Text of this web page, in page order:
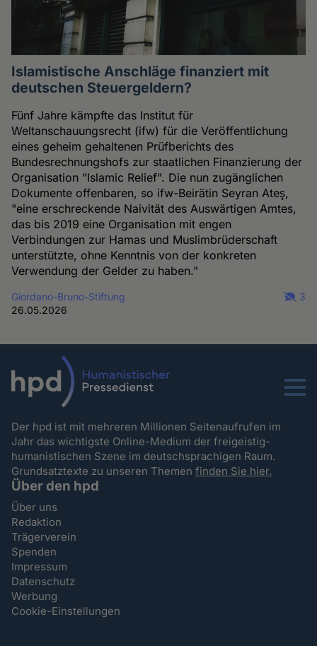
Islamistische Anschläge finanziert mit
deutschen Steuergeldern?
Fünf Jahre kämpfte das Institut für
Weltanschauungsrecht (ifw) für die Veröffentlichung
eines geheim gehaltenen Prüfberichts des
Bundesrechnungshofs zur staatlichen Finanzierung der
Organisation "Islamic Relief". Die nun zugänglichen
Dokumente offenbaren, so ifw-Beirätin Seyran Ateş,
"eine erschreckende Naivität des Auswärtigen Amtes,
das bis 2019 eine Organisation mit engen
Verbindungen zur Hamas und Muslimbrüderschaft
unterstützte, ohne Kenntnis von der konkreten
Verwendung der Gelder zu haben."
Giordano-Bruno-Stiftung
26.05.2026
3
Menu
Der hpd ist mit mehreren Millionen Seitenaufrufen im
Jahr das wichtigste Online-Medium der freigeistig-
humanistischen Szene im deutschsprachigen Raum.
Grundsatztexte zu unseren Themenfinden Sie hier.
Über den hpd
Über uns
Redaktion
Trägerverein
Spenden
Impressum
Datenschutz
Werbung
Cookie-Einstellungen